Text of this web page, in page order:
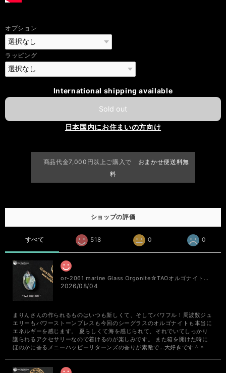
オプション
ラッピング
International shipping available
Sold out
日本国内にお住まいの方向け
商品代金7,000円以上ご購入で おまかせ便送料無
料
ショップの評価
すべて 518 0 0
or-2061 marine Glass Orgonite☆TAOオルゴナイトアミュレットペンダントトップ
2026/08/04
まりんさんの作られるものはいつも新しくて、そしてパワフル！周波数ジュ
エリーもパワーストーンブレスも今回のシーグラスのオルゴナイトも本当に
エネルギーを感じます。 夏らしくて海を感じられて、それでいてしっかり
護られるアクセサリーなので着けるのが楽しみです。 また箱を開けた時に
ほのかに香るメニーハッピーリターンズの香りが素敵で…大好きです＾＾